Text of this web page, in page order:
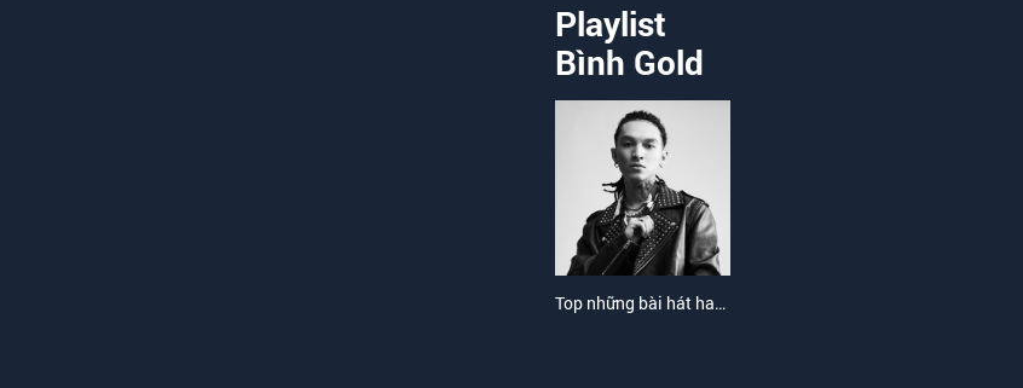
Playlist
Bình Gold
Top những bài hát hay nhất của Bình Gold